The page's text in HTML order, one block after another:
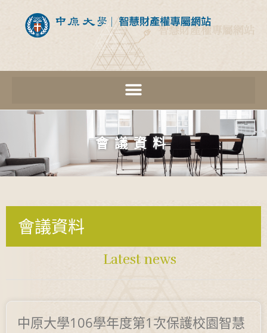
會議資料
會議資料
Latest news
中原大學106學年度第1次保護校園智慧